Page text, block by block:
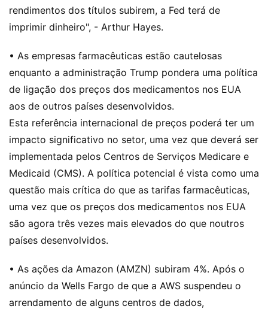
rendimentos dos títulos subirem, a Fed terá de
imprimir dinheiro", - Arthur Hayes.
• As empresas farmacêuticas estão cautelosas
enquanto a administração Trump pondera uma política
de ligação dos preços dos medicamentos nos EUA
aos de outros países desenvolvidos.
Esta referência internacional de preços poderá ter um
impacto significativo no setor, uma vez que deverá ser
implementada pelos Centros de Serviços Medicare e
Medicaid (CMS). A política potencial é vista como uma
questão mais crítica do que as tarifas farmacêuticas,
uma vez que os preços dos medicamentos nos EUA
são agora três vezes mais elevados do que noutros
países desenvolvidos.
• As ações da Amazon (AMZN) subiram 4%. Após o
anúncio da Wells Fargo de que a AWS suspendeu o
arrendamento de alguns centros de dados,